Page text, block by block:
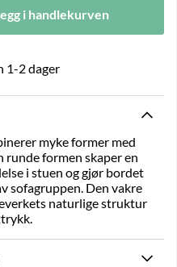
i handlekurven
1-2 dager
myke former med
runde formen skaper en
i stuen og gjør bordet
sofagruppen. Den vakre
naturlige struktur